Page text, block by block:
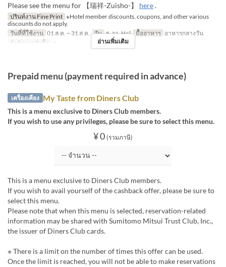
Please see the menu for 【瑞祥-Zuisho-】 here.
ปรินท์งาน Fine Print ※Hotel member discounts, coupons, and other various
discounts do not apply.
วันที่ที่ใช้งาน 01 ส.ค. ~ 31 ส.ค. วัน ส, อา, Hol มื้ออาหาร อาหารกลางวัน
จำกัดการสั่งซื้อ
4 ~ อ่านเพิ่มเติม
Prepaid menu (payment required in advance)
เครื่องเคียง My Taste from Diners Club
This is a menu exclusive to Diners Club members.
If you wish to use any privileges, please be sure to select this menu.
¥ 0 (รวมภาษี)
This is a menu exclusive to Diners Club members.
If you wish to avail yourself of the cashback offer, please be sure to
select this menu.
Please note that when this menu is selected, reservation-related
information may be shared with Sumitomo Mitsui Trust Club, Inc.,
the issuer of Diners Club cards.
※ There is a limit on the number of times this offer can be used.
Once the limit is reached, you will not be able to make reservations